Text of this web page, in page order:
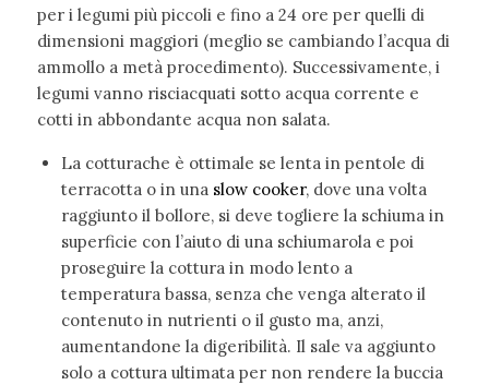
per i legumi più piccoli e fino a 24 ore per quelli di
dimensioni maggiori (meglio se cambiando l’acqua di
ammollo a metà procedimento). Successivamente, i
legumi vanno risciacquati sotto acqua corrente e
cotti in abbondante acqua non salata.
La cotturache è ottimale se lenta in pentole di
terracotta o in una slow cooker, dove una volta
raggiunto il bollore, si deve togliere la schiuma in
superficie con l’aiuto di una schiumarola e poi
proseguire la cottura in modo lento a
temperatura bassa, senza che venga alterato il
contenuto in nutrienti o il gusto ma, anzi,
aumentandone la digeribilità. Il sale va aggiunto
solo a cottura ultimata per non rendere la buccia